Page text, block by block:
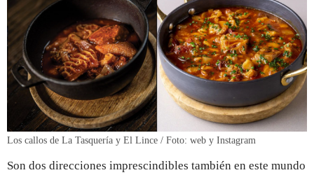
Los callos de La Tasquería y El Lince / Foto: web y Instagram
Son dos direcciones imprescindibles también en este mundo